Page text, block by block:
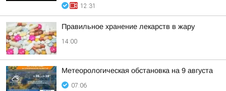
12:31
Правильное хранение лекарств в жару
14:00
Метеорологическая обстановка на 9 августа
07:06